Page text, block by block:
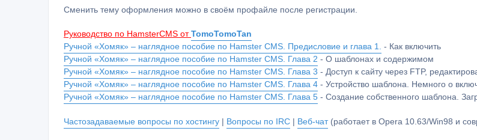
Сменить тему оформления можно в своём профайле после регистрации.
Руководство по HamsterCMS от TomoTomoTan
Ручной «Хомяк» – наглядное пособие по Hamster CMS. Предисловие и глава 1.
- Как включить
Ручной «Хомяк» – наглядное пособие по Hamster CMS. Глава 2 - О шаблонах и содержимом
Ручной «Хомяк» – наглядное пособие по Hamster CMS. Глава 3 - Доступ к сайту через FTP,
Ручной «Хомяк» – наглядное пособие по Hamster CMS. Глава 4 - Устройство шаблона. Немного о
Ручной «Хомяк» – наглядное пособие по Hamster CMS. Глава 5 - Создание собственного шаблона.
Частозадаваемые вопросы по хостингу | Вопросы по IRC | Веб-чат(работает в Opera 10.63/Win98 и